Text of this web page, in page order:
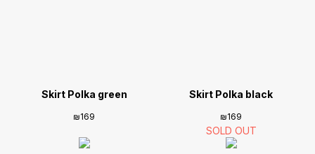
Skirt Polka green
₪169
Skirt Polka black
₪169